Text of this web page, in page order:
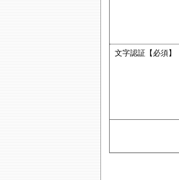
文字認証【必須】